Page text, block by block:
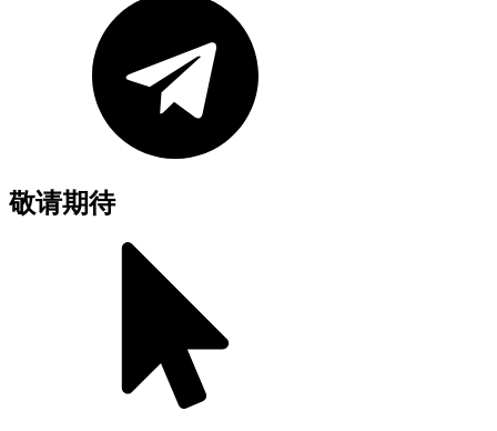
敬请期待